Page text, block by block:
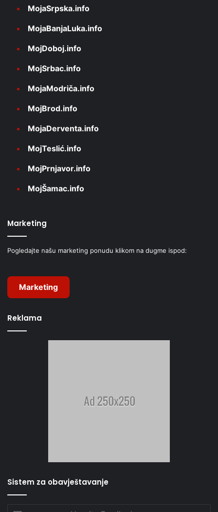
MojaSrpska.info
MojaBanjaLuka.info
MojDoboj.info
MojSrbac.info
MojaModriča.info
MojBrod.info
MojaDerventa.info
MojTeslić.info
MojPrnjavor.info
MojŠamac.info
Marketing
Pogledajte našu marketing ponudu klikom na dugme ispod:
Marketing
Reklama
Sistem za obavještavanje